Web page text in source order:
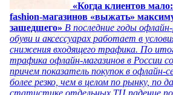
«Когда клиентов
fashion-магазинов «выжать»
зашедшего» В последние годы
обуви и аксессуарах работает в
снижения входящего трафика. По
трафика офлайн-магазинов в России
причем показатель покупок в офлайн-
более резко, чем в целом по рынку, по